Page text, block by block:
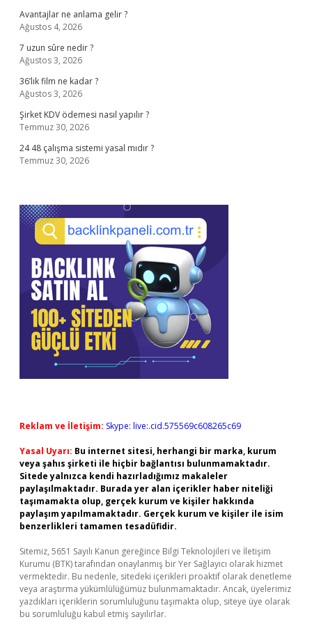
Avantajlar ne anlama gelir ?
Ağustos 4, 2026
7 uzun sûre nedir ?
Ağustos 3, 2026
36’lık film ne kadar ?
Ağustos 3, 2026
Şirket KDV ödemesi nasıl yapılır ?
Temmuz 30, 2026
24 48 çalışma sistemi yasal mıdır ?
Temmuz 30, 2026
Reklam ve İletişim: Skype: live:.cid.575569c608265c69
Yasal Uyarı: Bu internet sitesi, herhangi bir marka, kurum
veya şahıs şirketi ile hiçbir bağlantısı bulunmamaktadır.
Sitede yalnızca kendi hazırladığımız makaleler
paylaşılmaktadır. Burada yer alan içerikler haber niteliği
taşımamakta olup, gerçek kurum ve kişiler hakkında
paylaşım yapılmamaktadır. Gerçek kurum ve kişiler ile isim
benzerlikleri tamamen tesadüfidir.
Sitemiz, 5651 Sayılı Kanun gereğince Bilgi Teknolojileri ve İletişim
Kurumu (BTK) tarafından onaylanmış bir Yer Sağlayıcı olarak hizmet
vermektedir. Bu nedenle, sitedeki içerikleri proaktif olarak denetleme
veya araştırma yükümlülüğümüz bulunmamaktadır. Ancak, üyelerimiz
yazdıkları içeriklerin sorumluluğunu taşımakta olup, siteye üye olarak
bu sorumluluğu kabul etmiş sayılırlar.